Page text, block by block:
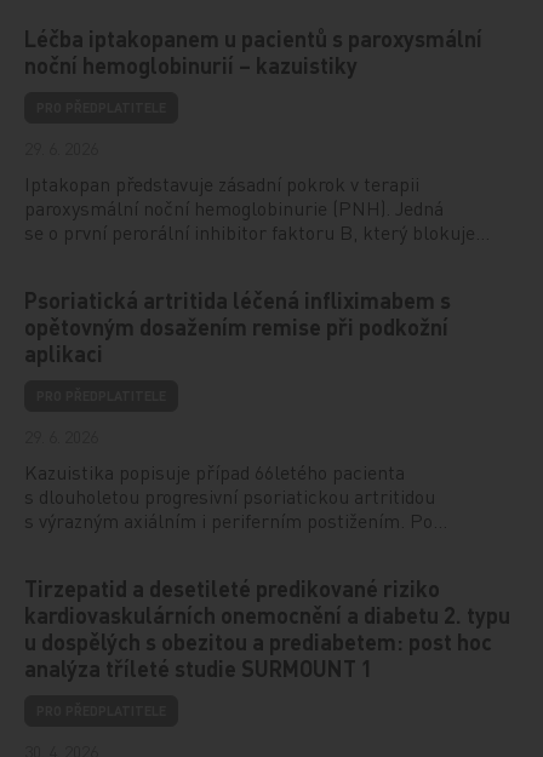
Léčba iptakopanem u pacientů s paroxysmální
noční hemoglobinurií – kazuistiky
Iptakopan představuje zásadní pokrok v terapii
paroxysmální noční hemoglobinurie (PNH). Jedná
se o první perorální inhibitor faktoru B, který blokuje…
Psoriatická artritida léčená infliximabem s
opětovným dosažením remise při podkožní
aplikaci
Kazuistika popisuje případ 66letého pacienta
s dlouholetou progresivní psoriatickou artritidou
s výrazným axiálním i periferním postižením. Po…
Tirzepatid a desetileté predikované riziko
kardiovaskulárních onemocnění a diabetu 2. typu
u dospělých s obezitou a prediabetem: post hoc
analýza tříleté studie SURMOUNT 1